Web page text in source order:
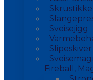
Sveisejigg
Fireball,